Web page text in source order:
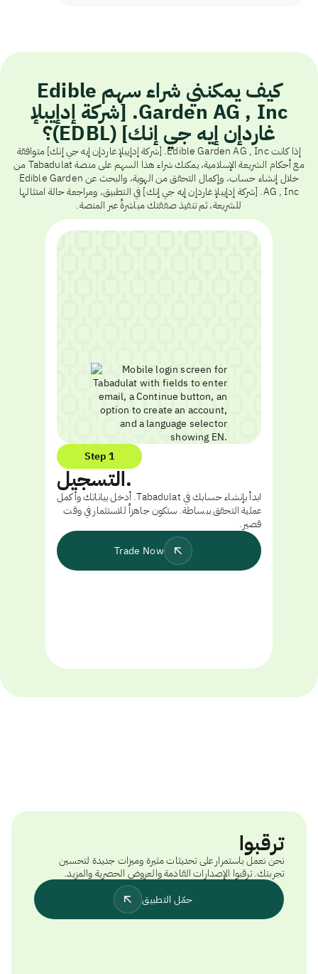
كيف يمكنني شراء سهم Edible
Garden AG , Inc. [شركة إدإيبلإ
غاردإن إيه جي إنك] (EDBL)؟
إذا كانت Edible Garden AG , Inc. [شركة إدإيبلإ غاردإن إيه جي إنك] متوافقة
مع أحكام الشريعة الإسلامية، يمكنك شراء هذا السهم على منصة Tabadulat من
خلال إنشاء حساب، وإكمال التحقق من الهوية، والبحث عن Edible Garden
AG , Inc. [شركة إدإيبلإ غاردإن إيه جي إنك] في التطبيق، ومراجعة حالة امتثالها
للشريعة، ثم تنفيذ صفقتك مباشرةً عبر المنصة.
Step 1
التسجيل.
ابدأ بإنشاء حسابك في Tabadulat. أدخل بياناتك وأكمل
عملية التحقق ببساطة. ستكون جاهزاً للاستثمار في وقت
قصير.
Trade Now
ترقبوا
نحن نعمل باستمرار على تحديثات مثيرة وميزات جديدة لتحسين
تجربتك. ترقبوا الإصدارات القادمة والعروض الحصرية والمزيد.
حمّل التطبيق